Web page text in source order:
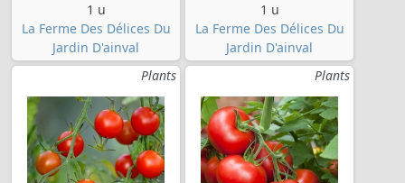
1 u
La Ferme Des Délices Du
Jardin D'ainval
1 u
La Ferme Des Délices Du
Jardin D'ainval
Plants
Plants